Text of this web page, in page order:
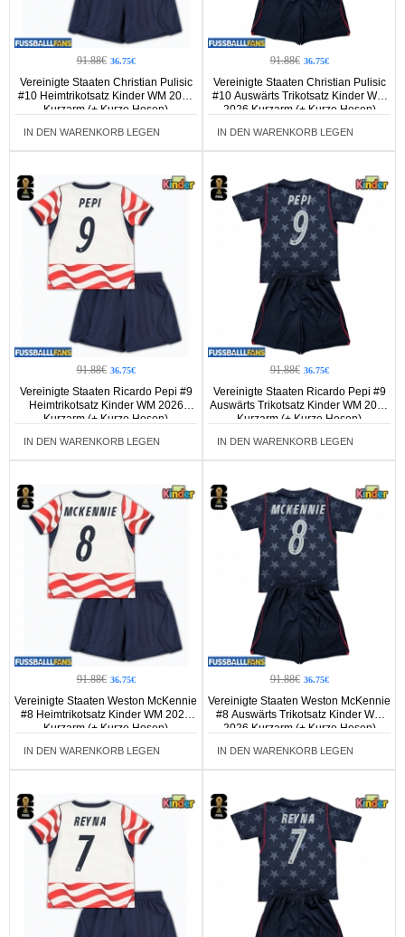
91.88€ 36.75€
Vereinigte Staaten Christian Pulisic
#10 Heimtrikotsatz Kinder WM 2026
Kurzarm (+ Kurze Hosen)
IN DEN WARENKORB LEGEN
91.88€ 36.75€
Vereinigte Staaten Christian Pulisic
#10 Auswärts Trikotsatz Kinder WM
2026 Kurzarm (+ Kurze Hosen)
IN DEN WARENKORB LEGEN
91.88€ 36.75€
Vereinigte Staaten Ricardo Pepi #9
Heimtrikotsatz Kinder WM 2026
Kurzarm (+ Kurze Hosen)
IN DEN WARENKORB LEGEN
91.88€ 36.75€
Vereinigte Staaten Ricardo Pepi #9
Auswärts Trikotsatz Kinder WM 2026
Kurzarm (+ Kurze Hosen)
IN DEN WARENKORB LEGEN
91.88€ 36.75€
Vereinigte Staaten Weston McKennie
#8 Heimtrikotsatz Kinder WM 2026
Kurzarm (+ Kurze Hosen)
IN DEN WARENKORB LEGEN
91.88€ 36.75€
Vereinigte Staaten Weston McKennie
#8 Auswärts Trikotsatz Kinder WM
2026 Kurzarm (+ Kurze Hosen)
IN DEN WARENKORB LEGEN